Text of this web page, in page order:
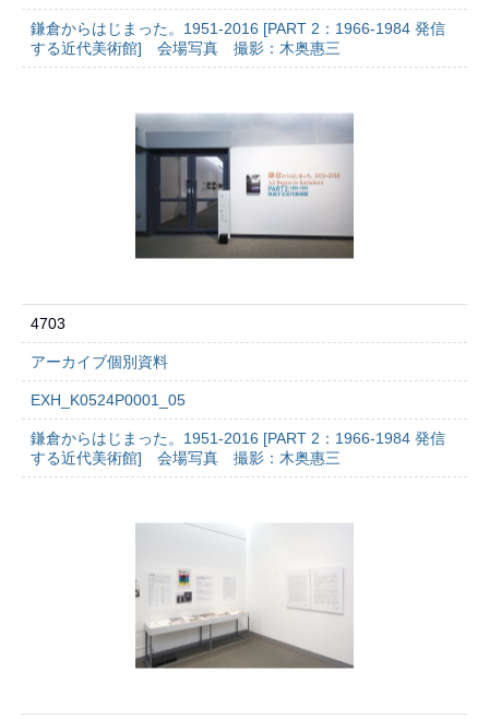
鎌倉からはじまった。1951-2016 [PART 2：1966-1984 発信
する近代美術館] 会場写真 撮影：木奥惠三
4703
アーカイブ個別資料
EXH_K0524P0001_05
鎌倉からはじまった。1951-2016 [PART 2：1966-1984 発信
する近代美術館] 会場写真 撮影：木奥惠三